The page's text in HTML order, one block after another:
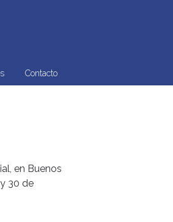
Contacto
en Buenos
30 de